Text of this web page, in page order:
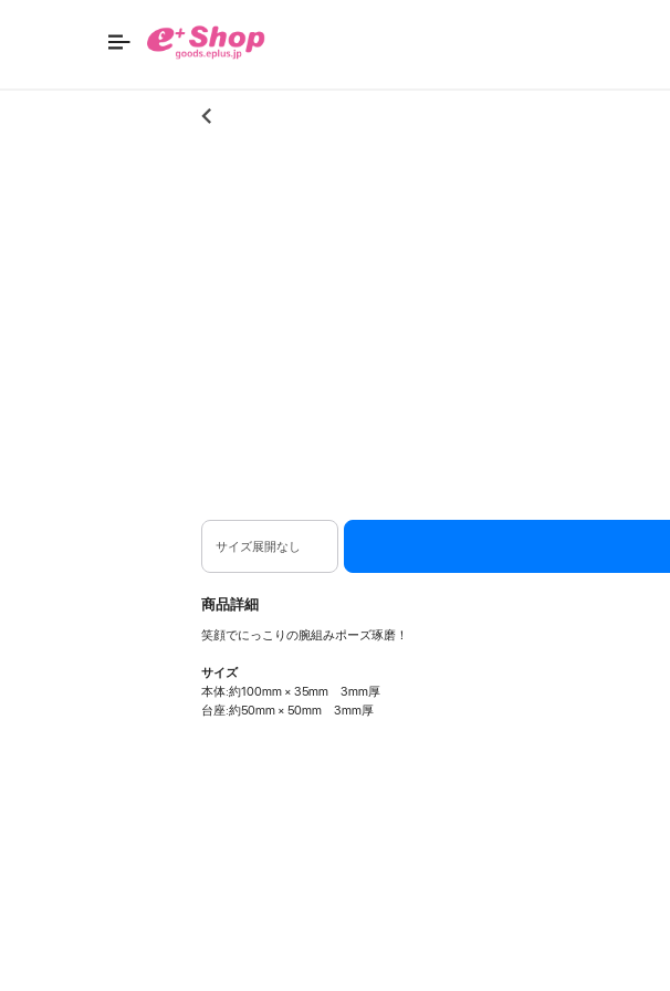
サイズ展開なし
商品詳細
笑顔でにっこりの腕組みポーズ琢磨！
サイズ
本体:約100mm × 35mm 3mm厚
台座:約50mm × 50mm 3mm厚